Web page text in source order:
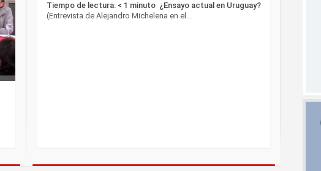
Tiempo de lectura: < 1 minuto ¿Ensayo actual en Uruguay?
(Entrevista de Alejandro Michelena en el…